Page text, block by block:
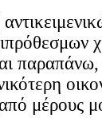
παραπάνω,
μέρους